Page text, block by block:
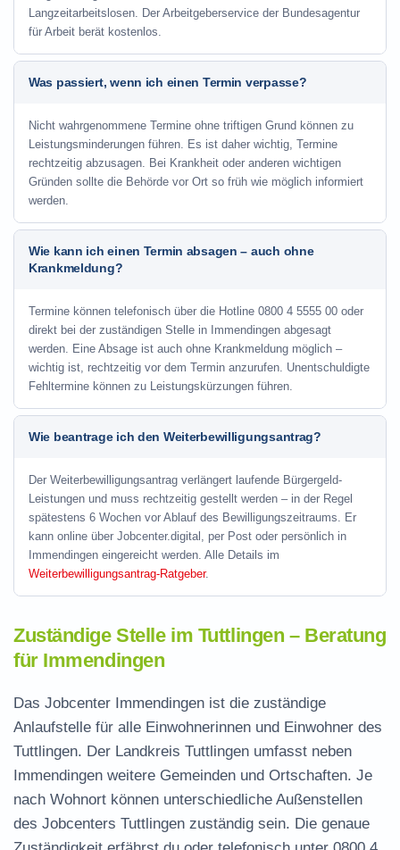
Langzeitarbeitslosen. Der Arbeitgeberservice der Bundesagentur
für Arbeit berät kostenlos.
Was passiert, wenn ich einen Termin verpasse?
Nicht wahrgenommene Termine ohne triftigen Grund können zu
Leistungsminderungen führen. Es ist daher wichtig, Termine
rechtzeitig abzusagen. Bei Krankheit oder anderen wichtigen
Gründen sollte die Behörde vor Ort so früh wie möglich informiert
werden.
Wie kann ich einen Termin absagen – auch ohne
Krankmeldung?
Termine können telefonisch über die Hotline 0800 4 5555 00 oder
direkt bei der zuständigen Stelle in Immendingen abgesagt
werden. Eine Absage ist auch ohne Krankmeldung möglich –
wichtig ist, rechtzeitig vor dem Termin anzurufen. Unentschuldigte
Fehltermine können zu Leistungskürzungen führen.
Wie beantrage ich den Weiterbewilligungsantrag?
Der Weiterbewilligungsantrag verlängert laufende Bürgergeld-
Leistungen und muss rechtzeitig gestellt werden – in der Regel
spätestens 6 Wochen vor Ablauf des Bewilligungszeitraums. Er
kann online über Jobcenter.digital, per Post oder persönlich in
Immendingen eingereicht werden. Alle Details im
Weiterbewilligungsantrag-Ratgeber.
Zuständige Stelle im Tuttlingen – Beratung
für Immendingen
Das Jobcenter Immendingen ist die zuständige
Anlaufstelle für alle Einwohnerinnen und Einwohner des
Tuttlingen. Der Landkreis Tuttlingen umfasst neben
Immendingen weitere Gemeinden und Ortschaften. Je
nach Wohnort können unterschiedliche Außenstellen
des Jobcenters Tuttlingen zuständig sein. Die genaue